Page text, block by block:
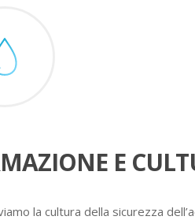
E
la cultura della sicurezza